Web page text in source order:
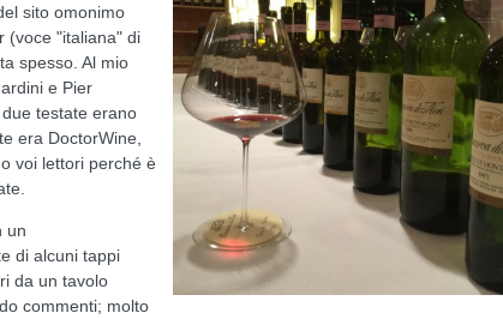
sito omonimo
(voce "italiana" di
spesso. Al mio
e Pier
testate erano
era DoctorWine,
voi lettori perché è
un
di alcuni tappi
da un tavolo
commenti; molto